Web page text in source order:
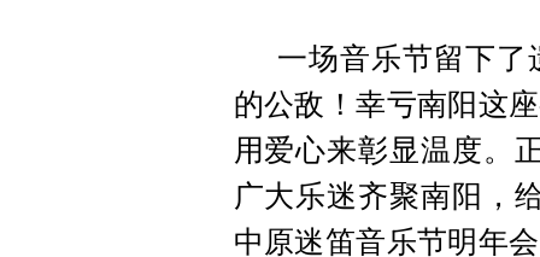
一场音乐节留下
的公敌！幸亏南阳这
用爱心来彰显温度。
广大乐迷齐聚南阳，
中原迷笛音乐节明年